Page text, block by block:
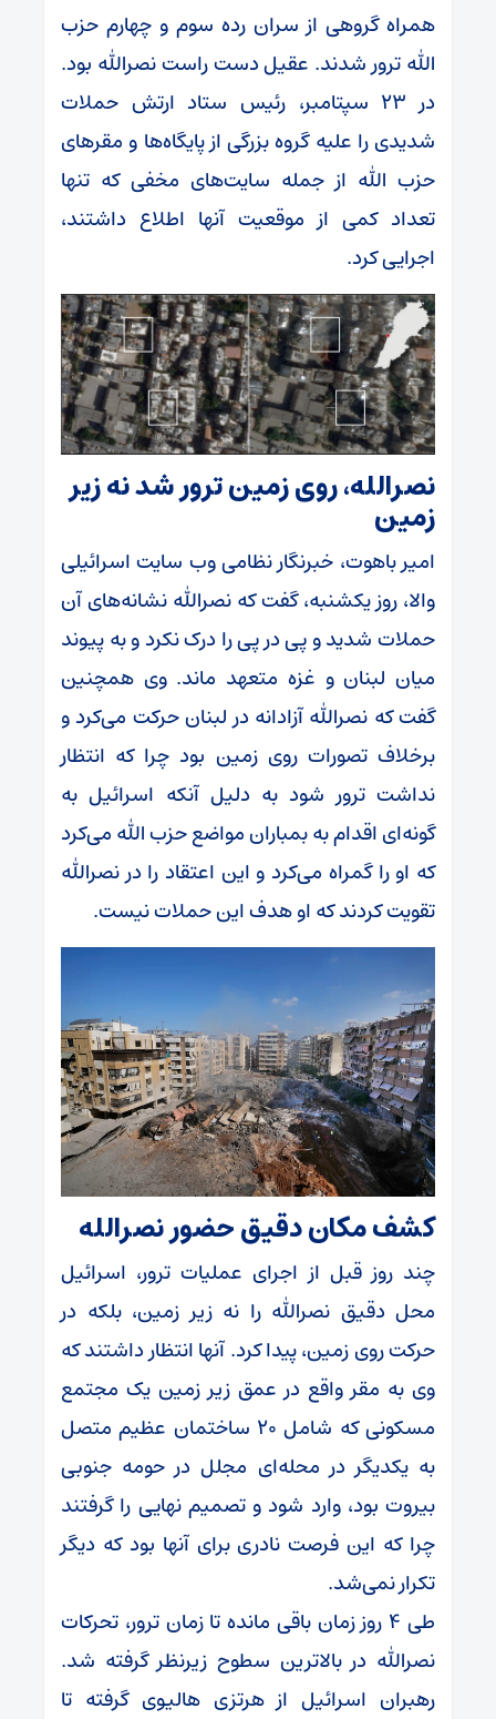
همراه گروهی از سران رده سوم و چهارم حزب
الله ترور شدند. عقیل دست راست نصرالله بود.
در ۲۳ سپتامبر، رئیس ستاد ارتش حملات
شدیدی را علیه گروه بزرگی از پایگاه‌ها و مقر‌های
حزب الله از جمله سایت‌های مخفی که تنها
تعداد کمی از موقعیت آنها اطلاع داشتند،
اجرایی کرد.
نصرالله، روی زمین ترور شد نه زیر
زمین
امیر باهوت، خبرنگار نظامی وب سایت اسرائیلی
والا، روز یکشنبه، گفت که نصرالله نشانه‌های آن
حملات شدید و پی در پی را درک نکرد و به پیوند
میان لبنان و غزه متعهد ماند. وی همچنین
گفت که نصرالله آزادانه در لبنان حرکت می‌کرد و
برخلاف تصورات روی زمین بود چرا که انتظار
نداشت ترور شود به دلیل آنکه اسرائیل به
گونه‌ای اقدام به بمباران مواضع حزب الله می‌کرد
که او را گمراه می‌کرد و این اعتقاد را در نصرالله
تقویت کردند که او هدف این حملات نیست.
کشف مکان دقیق حضور نصرالله
چند روز قبل از اجرای عملیات ترور، اسرائیل
محل دقیق نصرالله را نه زیر زمین، بلکه در
حرکت روی زمین، پیدا کرد. آنها انتظار داشتند که
وی به مقر واقع در عمق زیر زمین یک مجتمع
مسکونی که شامل ۲۰ ساختمان عظیم متصل
به یکدیگر در محله‌ای مجلل در حومه جنوبی
بیروت بود، وارد شود و تصمیم نهایی را گرفتند
چرا که این فرصت نادری برای آنها بود که دیگر
تکرار نمی‌شد.
طی ۴ روز زمان باقی مانده تا زمان ترور، تحرکات
نصرالله در بالاترین سطوح زیرنظر گرفته شد.
رهبران اسرائیل از هرتزی هالیوی گرفته تا